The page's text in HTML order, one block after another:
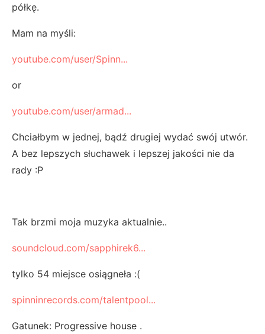
półkę.
Mam na myśli:
youtube.com/user/Spinn...
or
youtube.com/user/armad...
Chciałbym w jednej, bądź drugiej wydać swój utwór.
A bez lepszych słuchawek i lepszej jakości nie da
rady :P
Tak brzmi moja muzyka aktualnie..
soundcloud.com/sapphirek6...
tylko 54 miejsce osiągneła :(
spinninrecords.com/talentpool...
Gatunek: Progressive house .